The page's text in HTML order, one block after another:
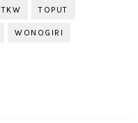
TKW TOPUT
WONOGIRI